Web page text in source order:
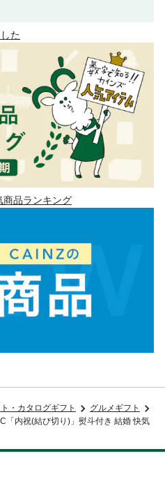
た
商品ランキング
・カタログギフト
グルメギフト
「内祝(結び切り)」熨斗付き 結婚 快気